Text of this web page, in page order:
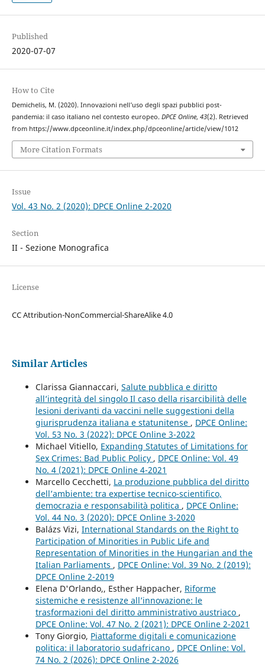
Published
2020-07-07
How to Cite
Demichelis, M. (2020). Innovazioni nell’uso degli spazi pubblici post-
pandemia: il caso italiano nel contesto europeo. DPCE Online, 43(2). Retrieved
from https://www.dpceonline.it/index.php/dpceonline/article/view/1012
More Citation Formats
Issue
Vol. 43 No. 2 (2020): DPCE Online 2-2020
Section
II - Sezione Monografica
License
CC Attribution-NonCommercial-ShareAlike 4.0
Similar Articles
Clarissa Giannaccari, Salute pubblica e diritto
all’integrità del singolo Il caso della risarcibilità delle
lesioni derivanti da vaccini nelle suggestioni della
giurisprudenza italiana e statunitense , DPCE Online:
Vol. 53 No. 3 (2022): DPCE Online 3-2022
Michael Vitiello, Expanding Statutes of Limitations for
Sex Crimes: Bad Public Policy , DPCE Online: Vol. 49
No. 4 (2021): DPCE Online 4-2021
Marcello Cecchetti, La produzione pubblica del diritto
dell’ambiente: tra expertise tecnico-scientifico,
democrazia e responsabilità politica , DPCE Online:
Vol. 44 No. 3 (2020): DPCE Online 3-2020
Balázs Vizi, International Standards on the Right to
Participation of Minorities in Public Life and
Representation of Minorities in the Hungarian and the
Italian Parliaments , DPCE Online: Vol. 39 No. 2 (2019):
DPCE Online 2-2019
Elena D'Orlando,, Esther Happacher, Riforme
sistemiche e resistenze all’innovazione: le
trasformazioni del diritto amministrativo austriaco ,
DPCE Online: Vol. 47 No. 2 (2021): DPCE Online 2-2021
Tony Giorgio, Piattaforme digitali e comunicazione
politica: il laboratorio sudafricano , DPCE Online: Vol.
74 No. 2 (2026): DPCE Online 2-2026